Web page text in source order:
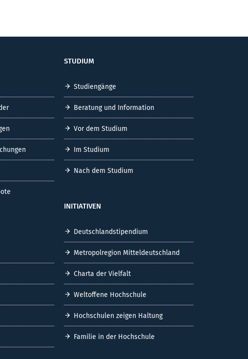
STUDIUM
Studiengänge
Beratung und Information
Vor dem Studium
Im Studium
Nach dem Studium
INITIATIVEN
Deutschlandstipendium
Metropolregion Mitteldeutschland
Charta der Vielfalt
Weltoffene Hochschule
Hochschulen zeigen Haltung
Familie in der Hochschule